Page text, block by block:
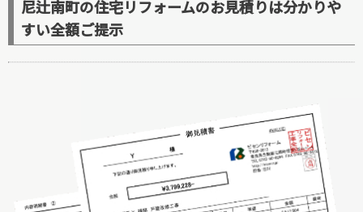
尼辻南町の住宅リフォームのお見積りは分かりや
すい全額ご提示